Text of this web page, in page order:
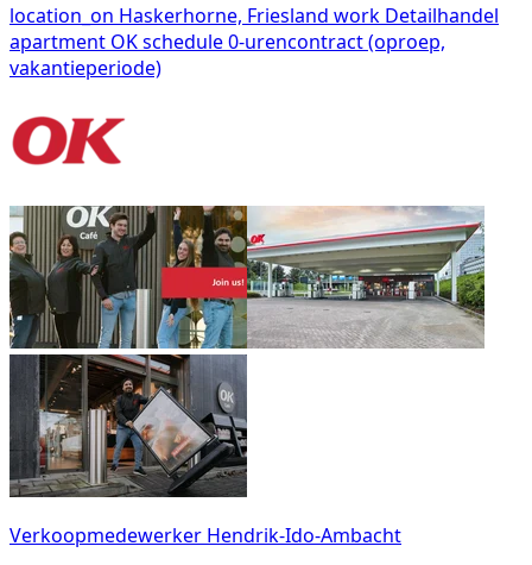
location_on Haskerhorne, Friesland work Detailhandel
apartment OKschedule0-urencontract (oproep,
vakantieperiode)
Verkoopmedewerker Hendrik-Ido-Ambacht